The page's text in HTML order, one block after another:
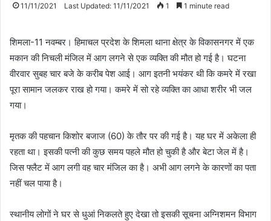
11/11/2021 Last Updated: 11/11/2021 1 1 minute read
शिमला-11 नवम्बर। हिमाचल प्रदेश के शिमला थाना क्षेत्र के विकासनगर में एक
मकान की निचली मंजिल में आग लगने से एक व्यक्ति की मौत हो गई है। घटना
वीरवार सुबह चार बजे के करीब पेश आई। आग इतनी भयंकर थी कि कमरे में रखा
पूरा सामान जलकर राख हो गया। कमरे में सो रहे व्यक्ति का आधा शरीर भी जल
गया।
मृतक की पहचान किशोर बजाज (60) के तौर पर की गई है। यह घर में अकेला ही
रहता था। इसकी पत्नी की कुछ समय पहले मौत हो चुकी है और बेटा जेल में है।
जिस फ्लैट में आग लगी वह चार मंजिल का है। अभी आग लगने के कारणों का पता
नहीं चल पाया है।
स्थानीय लोगों ने घर से धुआं निकलते हुए देखा तो इसकी सूचना अग्निशमन विभाग